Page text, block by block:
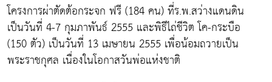
โครงการผ่าตัดต้อกระจก ฟรี (184 คน) ที่ร.พ.สว่างแดนดิน
เป็นวันที่ 4-7 กุมภาพันธ์ 2555 และพิธีไถ่ชีวิต โค-กระบือ
(150 ตัว) เป็นวันที่ 13 เมษายน 2555 เพื่อน้อมถวายเป็น
พระราชกุศล เนื่องในโอกาสวันพ่อแห่งชาติ